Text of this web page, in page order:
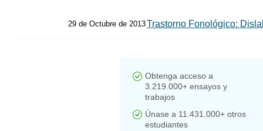
29 de Octubre de 2013Trastorno Fonológico:
Obtenga acceso a
3.219.000+ ensayos y
trabajos
Únase a 11.431.000+ otros
estudiantes